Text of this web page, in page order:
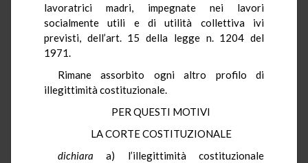
lavoratrici madri, impegnate nei lavori
socialmente utili e di utilità collettiva ivi
previsti, dell’art. 15 della legge n. 1204 del
1971.
Rimane assorbito ogni altro profilo di
illegittimità costituzionale.
PER QUESTI MOTIVI
LA CORTE COSTITUZIONALE
dichiara
a) l’illegittimità costituzionale